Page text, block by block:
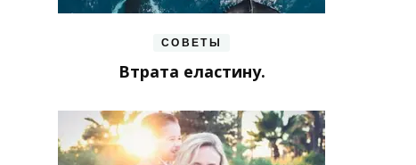
СОВЕТЫ
Втрата еластину.